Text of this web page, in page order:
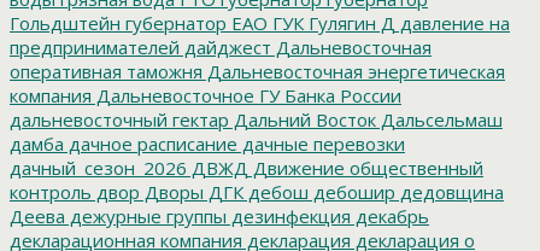
Гольдштейн губернатор ЕАО ГУК Гулягин Д давление на
предпринимателей дайджест Дальневосточная
оперативная таможня Дальневосточная энергетическая
компания Дальневосточное ГУ Банка России
дальневосточный гектар Дальний Восток Дальсельмаш
дамба дачное расписание дачные перевозки
дачный_сезон_2026 ДВЖД Движение общественный
контроль двор Дворы ДГК дебош дебошир дедовщина
Деева дежурные группы дезинфекция декабрь
декларационная компания декларация декларация о